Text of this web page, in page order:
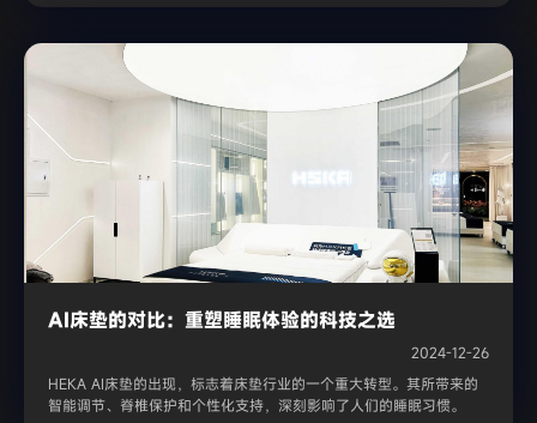
AI床垫的对比：重塑睡眠体验的科技之选
2024-12-26
HEKA AI床垫的出现，标志着床垫行业的一个重大转型。其所带来的
智能调节、脊椎保护和个性化支持，深刻影响了人们的睡眠习惯。